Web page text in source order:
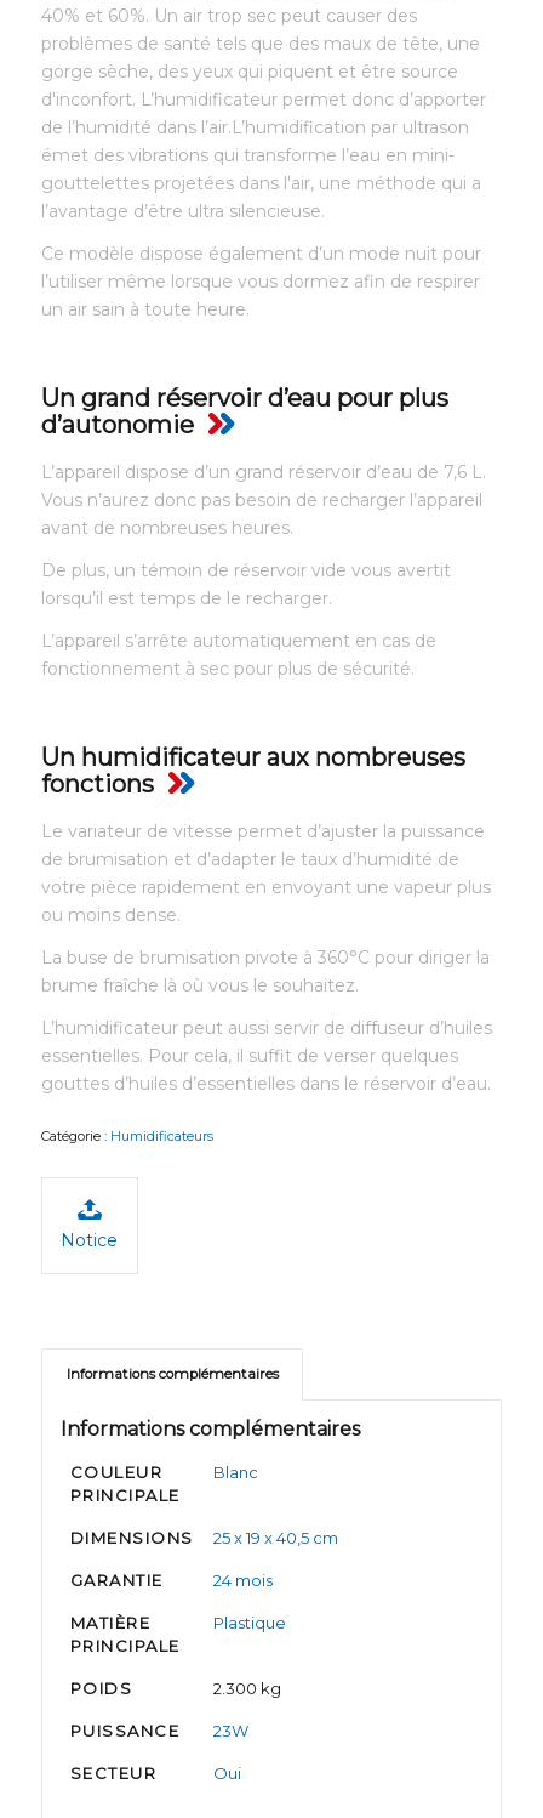
40% et 60%. Un air trop sec peut causer des
problèmes de santé tels que des maux de tête, une
gorge sèche, des yeux qui piquent et être source
d'inconfort. L’humidificateur permet donc d’apporter
de l’humidité dans l’air.L’humidification par ultrason
émet des vibrations qui transforme l’eau en mini-
gouttelettes projetées dans l'air, une méthode qui a
l’avantage d’être ultra silencieuse.
Ce modèle dispose également d’un mode nuit pour
l’utiliser même lorsque vous dormez afin de respirer
un air sain à toute heure.
Un grand réservoir d’eau pour plus
d’autonomie
L’appareil dispose d’un grand réservoir d’eau de 7,6 L.
Vous n’aurez donc pas besoin de recharger l’appareil
avant de nombreuses heures.
De plus, un témoin de réservoir vide vous avertit
lorsqu’il est temps de le recharger.
L’appareil s’arrête automatiquement en cas de
fonctionnement à sec pour plus de sécurité.
Un humidificateur aux nombreuses
fonctions
Le variateur de vitesse permet d’ajuster la puissance
de brumisation et d’adapter le taux d’humidité de
votre pièce rapidement en envoyant une vapeur plus
ou moins dense.
La buse de brumisation pivote à 360°C pour diriger la
brume fraîche là où vous le souhaitez.
L’humidificateur peut aussi servir de diffuseur d’huiles
essentielles. Pour cela, il suffit de verser quelques
gouttes d’huiles d’essentielles dans le réservoir d’eau.
Catégorie : Humidificateurs
Notice
Informations complémentaires
Informations complémentaires
COULEUR
PRINCIPALE
Blanc
DIMENSIONS 25 x 19 x 40,5 cm
GARANTIE 24 mois
MATIÈRE
PRINCIPALE
Plastique
POIDS 2.300 kg
PUISSANCE 23W
SECTEUR Oui